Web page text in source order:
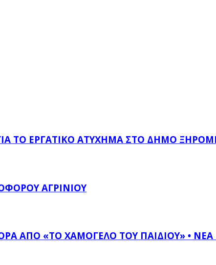
ΤΟ ΕΡΓΑΤΙΚΌ ΑΤΎΧΗΜΑ ΣΤΟ ΔΉΜΟ
ΑΓΡΙΝΊΟΥ
ΑΠΌ «ΤΟ ΧΑΜΌΓΕΛΟ ΤΟΥ ΠΑΙΔΙΟΎ» •